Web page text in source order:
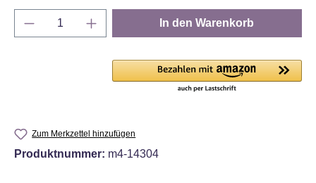
Produkt Anzahl: Gib den gewünschten
In den Warenkorb
Zum Merkzettel hinzufügen
Produktnummer: m4-14304